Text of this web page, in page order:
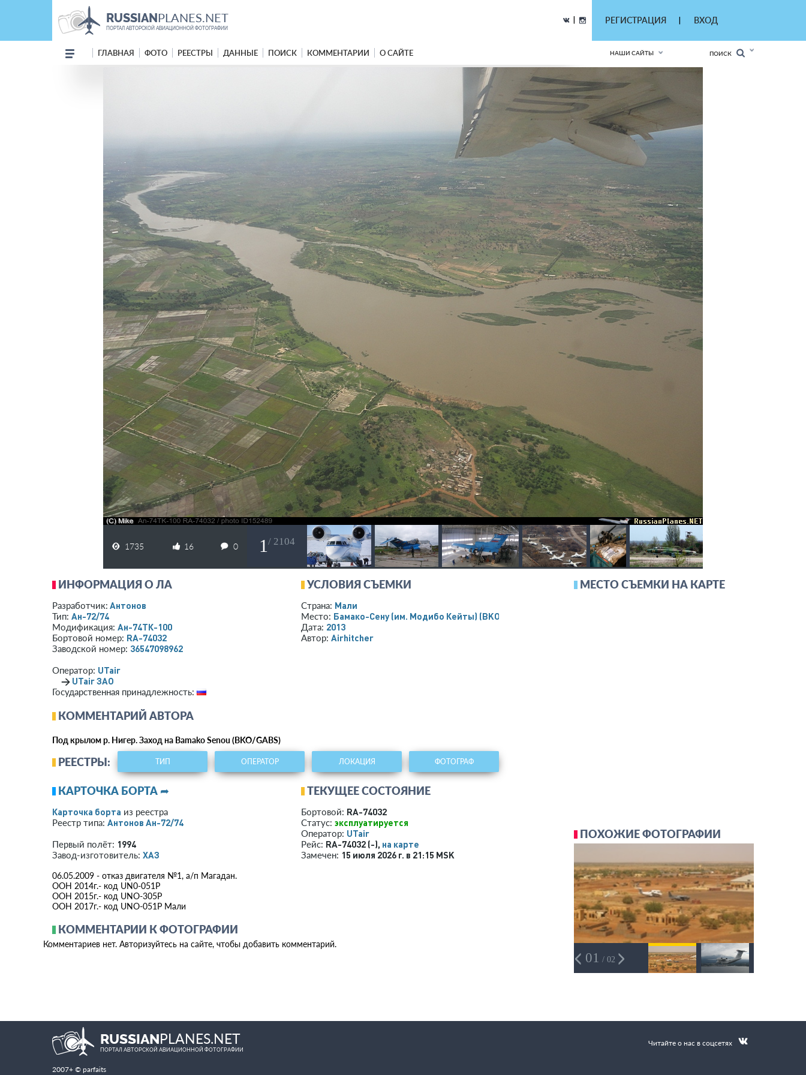
RUSSIANPLANES.NET
ПОРТАЛ АВТОРСКОЙ АВИАЦИОННОЙ ФОТОГРАФИИ
РЕГИСТРАЦИЯ ВХОД
ГЛАВНАЯ ФОТО РЕЕСТРЫ ДАННЫЕ ПОИСК КОММЕНТАРИИ О САЙТЕ НАШИ САЙТЫ ПОИСК
1735 16 0 1 / 2104
ИНФОРМАЦИЯ О ЛА
Разработчик: Антонов
Тип: Ан-72/74
Модификация: Ан-74ТК-100
Бортовой номер: RA-74032
Заводской номер: 36547098962
Оператор: UTair
→ UTair ЗАО
Государственная принадлежность:
УСЛОВИЯ СЪЕМКИ
Страна: Мали
Место: Бамако-Сену (им. Модибо Кейты) (BKO/GABS)
Дата: 2013
Автор: Airhitcher
КОММЕНТАРИЙ АВТОРА
Под крылом р. Нигер. Заход на Bamako Senou (BKO/GABS)
РЕЕСТРЫ: ТИП ОПЕРАТОР ЛОКАЦИЯ ФОТОГРАФ
КАРТОЧКА БОРТА ➦
Карточка борта из реестра
Реестр типа: Антонов Ан-72/74
Первый полёт: 1994
Завод-изготовитель: ХАЗ
ТЕКУЩЕЕ СОСТОЯНИЕ
Бортовой: RA-74032
Статус: эксплуатируется
Оператор: UTair
Рейс: RA-74032 (-), на карте
Замечен: 15 июля 2026 г. в 21:15 MSK
06.05.2009 - отказ двигателя №1, а/п Магадан.
ООН 2014г.- код UN0-051P
ООН 2015г.- код UNO-305Р
ООН 2017г.- код UNO-051Р Мали
КОММЕНТАРИИ К ФОТОГРАФИИ
Комментариев нет. Авторизуйтесь на сайте, чтобы добавить комментарий.
МЕСТО СЪЕМКИ НА КАРТЕ
ПОХОЖИЕ ФОТОГРАФИИ
01 / 02
RUSSIANPLANES.NET
ПОРТАЛ АВТОРСКОЙ АВИАЦИОННОЙ ФОТОГРАФИИ
Читайте о нас в соцсетях
2007+ © parfaits